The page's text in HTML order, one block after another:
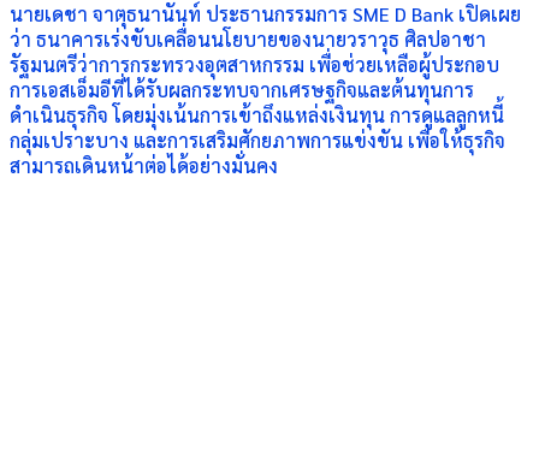
นายเดชา จาตุธนานันท์ ประธานกรรมการ SME D Bank เปิดเผย
ว่า ธนาคารเร่งขับเคลื่อนนโยบายของนายวราวุธ ศิลปอาชา
รัฐมนตรีว่าการกระทรวงอุตสาหกรรม เพื่อช่วยเหลือผู้ประกอบ
การเอสเอ็มอีที่ได้รับผลกระทบจากเศรษฐกิจและต้นทุนการ
ดำเนินธุรกิจ โดยมุ่งเน้นการเข้าถึงแหล่งเงินทุน การดูแลลูกหนี้
กลุ่มเปราะบาง และการเสริมศักยภาพการแข่งขัน เพื่อให้ธุรกิจ
สามารถเดินหน้าต่อได้อย่างมั่นคง